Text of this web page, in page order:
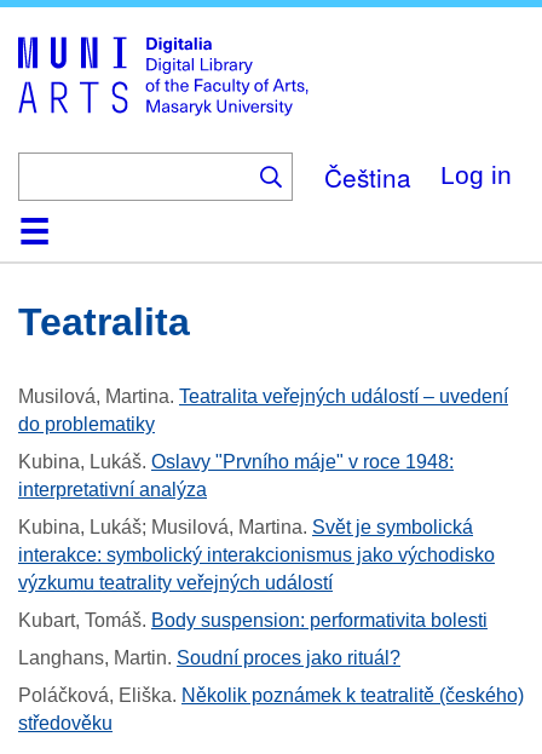
main
content
Čeština Log in
HomeCollections
Browse
Search
About
HelpContactDigitalia
Teatralita
Musilová, Martina. Teatralita veřejných událostí ‒ uvedení
do problematiky
Kubina, Lukáš. Oslavy "Prvního máje" v roce 1948:
interpretativní analýza
Kubina, Lukáš; Musilová, Martina. Svět je symbolická
interakce: symbolický interakcionismus jako východisko
výzkumu teatrality veřejných událostí
Kubart, Tomáš. Body suspension: performativita bolesti
Langhans, Martin. Soudní proces jako rituál?
Poláčková, Eliška. Několik poznámek k teatralitě (českého)
středověku